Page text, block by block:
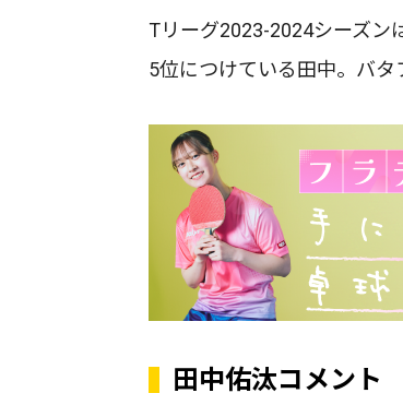
Tリーグ2023-2024シーズン
5位につけている田中。バタ
田中佑汰コメント